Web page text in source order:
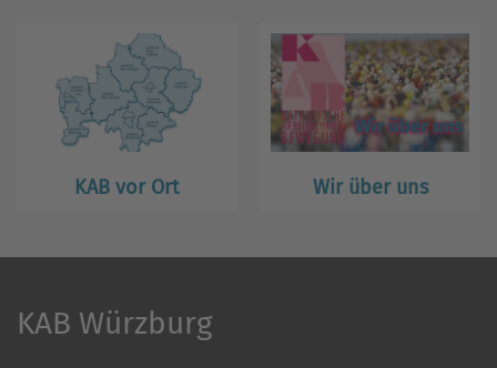
KAB vor Ort Wir über uns
KAB Würzburg